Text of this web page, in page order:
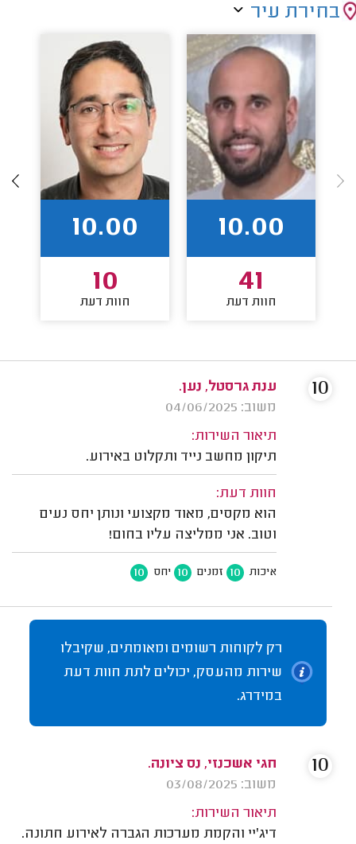
בחירת עיר
10.00
41
חוות דעת
10.00
10
חוות דעת
ענת גרסטל, נען.
משוב: 04/06/2025
תיאור השירות:
תיקון מחשב נייד ותקלוט באירוע.
חוות דעת:
הוא מקסים, מאוד מקצועי ונותן יחס נעים
וטוב. אני ממליצה עליו בחום!
איכות 10 זמנים 10 יחס 10
10
רק לקוחות רשומים ומאומתים, שקיבלו
שירות מהעסק, יכולים לתת חוות דעת
במידרג.
חגי אשכנזי, נס ציונה.
משוב: 03/08/2025
תיאור השירות:
דיג'יי והקמת מערכות הגברה לאירוע חתונה.
10